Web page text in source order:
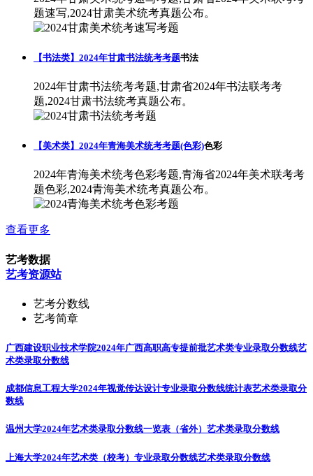
题速写,2024甘肃美术统考真题公布。
【书法类】2024年甘肃书法统考考题书法
2024年甘肃书法统考考题,甘肃省2024年书法联考考
题,2024甘肃书法统考真题公布。
【美术类】2024年青海美术统考考题(色彩)色彩
2024年青海美术统考色彩考题,青海省2024年美术联考考
题色彩,2024青海美术统考真题公布。
查看更多
艺考数据
艺考资源站
艺考分数线
艺考简章
广西建设职业技术学院2024年广西高职高专提前批艺术类专业录取分数线艺
术类录取分数线
成都信息工程大学2024年视觉传达设计专业录取分数线统计表艺术类录取分
数线
温州大学2024年艺术类录取分数线一览表（省外） 艺术类录取分数线
上海大学2024年艺术类（校考）专业录取分数线艺术类录取分数线